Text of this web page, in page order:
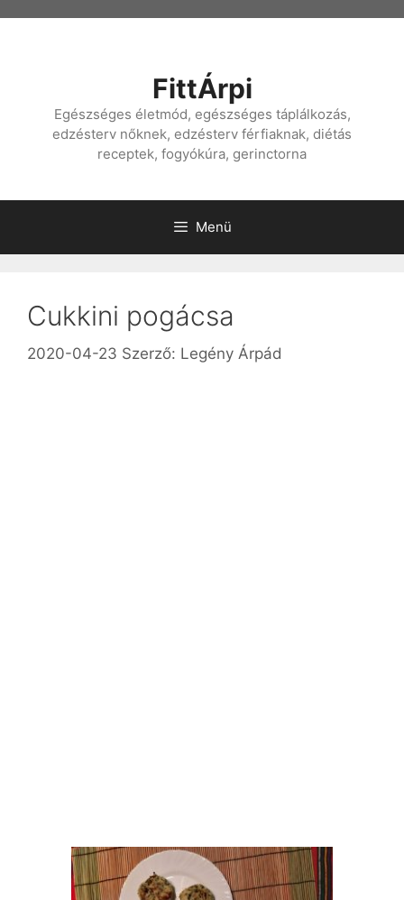
FittÁrpi
Egészséges életmód, egészséges táplálkozás,
edzésterv nőknek, edzésterv férfiaknak, diétás
receptek, fogyókúra, gerinctorna
Menü
Cukkini pogácsa
2020-04-23 Szerző: Legény Árpád